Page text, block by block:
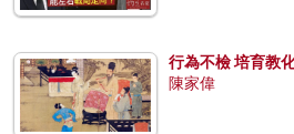
行為不檢 培育教
陳家偉